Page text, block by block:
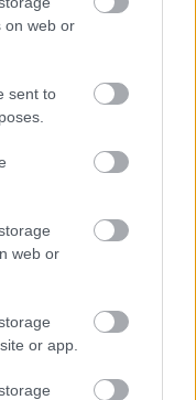
on web or
sent to
web or
or app.
sem segít